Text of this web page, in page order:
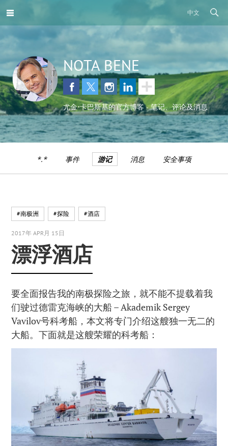
中文
NOTA BENE
尤金•卡巴斯基的官方博客 - 笔记、评论及消息
*.* 事件 游记 消息 安全事项
#南极洲 #探险 #酒店
2017年 APR月 15日
漂浮酒店
要全面报告我的南极探险之旅，就不能不提载着我
们驶过德雷克海峡的大船 – Akademik Sergey
Vavilov号科考船，本文将专门介绍这艘独一无二的
大船。下面就是这艘荣耀的科考船：